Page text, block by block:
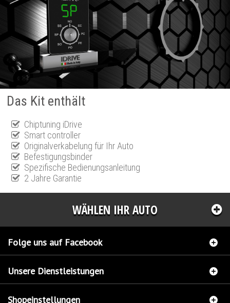
Das Kit enthält
Chiptuning iDrive
Smart controller
Originalverkabelung für Ihr Auto
Befestigungsbinder
Spezifische Bedienungsanleitung
2 Jahre Garantie
WÄHLEN IHR AUTO
Folge uns auf Facebook
Unsere Dienstleistungen
Shopeinstellungen